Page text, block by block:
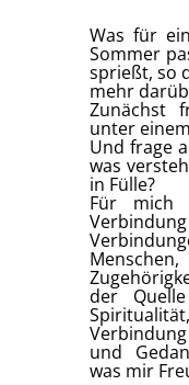
Was für
Sommer
sprießt, so
mehr
Zunächst
unter
Und frage
was
in Fülle?
Für
der
Spiritualität,
und
was mir